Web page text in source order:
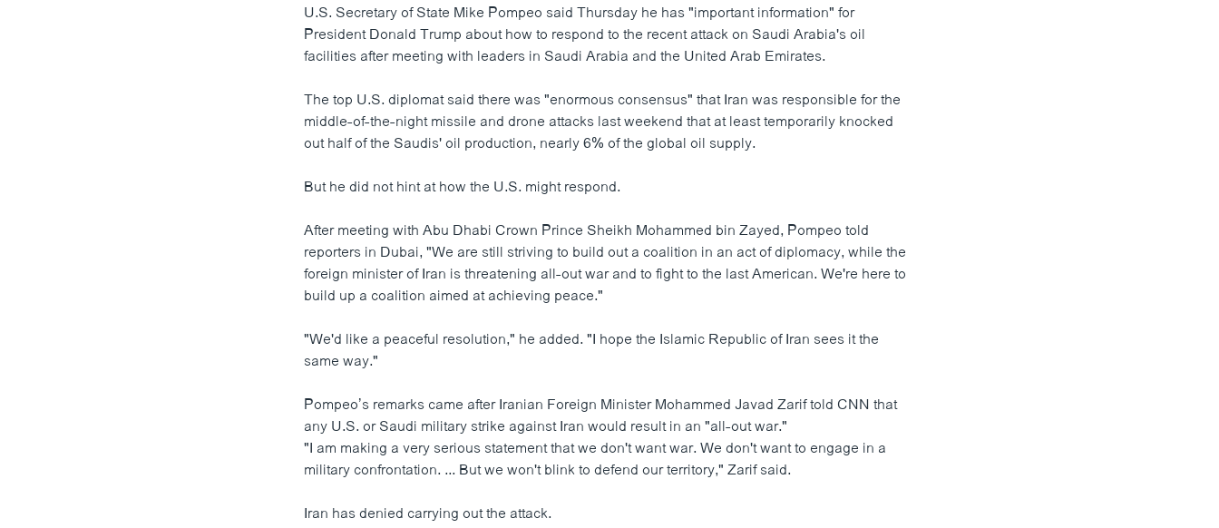
U.S. Secretary of State Mike Pompeo said Thursday he has "important information" for
President Donald Trump about how to respond to the recent attack on Saudi Arabia's oil
facilities after meeting with leaders in Saudi Arabia and the United Arab Emirates.
The top U.S. diplomat said there was "enormous consensus" that Iran was responsible for the
middle-of-the-night missile and drone attacks last weekend that at least temporarily knocked
out half of the Saudis' oil production, nearly 6% of the global oil supply.
But he did not hint at how the U.S. might respond.
After meeting with Abu Dhabi Crown Prince Sheikh Mohammed bin Zayed, Pompeo told
reporters in Dubai, "We are still striving to build out a coalition in an act of diplomacy, while the
foreign minister of Iran is threatening all-out war and to fight to the last American. We're here to
build up a coalition aimed at achieving peace."
"We'd like a peaceful resolution," he added. "I hope the Islamic Republic of Iran sees it the
same way."
Pompeo’s remarks came after Iranian Foreign Minister Mohammed Javad Zarif told CNN that
any U.S. or Saudi military strike against Iran would result in an "all-out war."
"I am making a very serious statement that we don't want war. We don't want to engage in a
military confrontation. ... But we won't blink to defend our territory," Zarif said.
Iran has denied carrying out the attack.